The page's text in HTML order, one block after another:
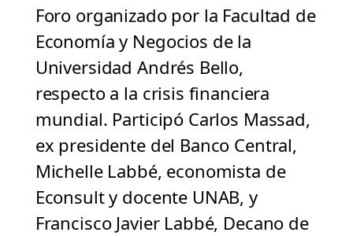
Foro organizado por la Facultad de
Economía y Negocios de la
Universidad Andrés Bello,
respecto a la crisis financiera
mundial. Participó Carlos Massad,
ex presidente del Banco Central,
Michelle Labbé, economista de
Econsult y docente UNAB, y
Francisco Javier Labbé, Decano de